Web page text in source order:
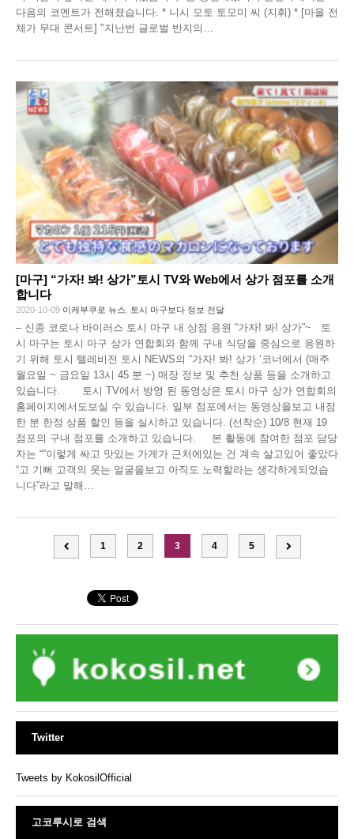
다음의 코멘트가 전해졌습니다. * 니시 모토 토모미 씨 (지휘) * [마을 전
체가 무대 콘서트] "지난번 글로벌 반지의
[마구] “가자! 봐! 상가”토시 TV와 Web에서 상가 점포를 소개
합니다
2020-10-09 이케부쿠로 뉴스 토시 마구보다 정보 전달
– 신종 코로나 바이러스 토시 마구 내 상점 응원 “가자! 봐! 상가”~ 토
시 마구는 토시 마구 상가 연합회와 함께 구내 식당을 중심으로 응원하
기 위해 토시 텔레비전 토시 NEWS의 “가자! 봐! 상가 ‘코너에서 (매주
월요일 ~ 금요일 13시 45 분 ~) 매장 정보 및 추천 상품 등을 소개하고
있습니다. 토시 TV에서 방영 된 동영상은 토시 마구 상가 연합회의
홈페이지에서도보실 수 있습니다. 일부 점포에서는 동영상을보고 내점
한 분 한정 상품 할인 등을 실시하고 있습니다. (선착순) 10/8 현재 19
점포의 구내 점포를 소개하고 있습니다. 본 활동에 참여한 점포 담당
자는 “”이렇게 싸고 맛있는 가게가 근처에있는 건 계속 살고있어 좋았다
“고 기뻐 고객의 웃는 얼굴을보고 아직도 노력할라는 생각하게되었습
니다”라고 말해
1 2 3 4 5
Twitter
Tweets by KokosilOfficial
고코루시로 검색